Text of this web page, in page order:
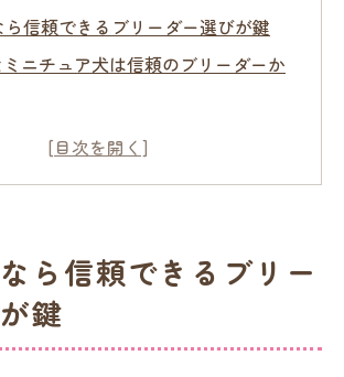
信頼できるブリーダー選びが鍵
ニチュア犬は信頼のブリーダーか
ダーの飼育方針で健康が決まる理由
の安心サポートが得られる条件
安心できるブリーダーのサポート
ら信頼できるブリー
鍵